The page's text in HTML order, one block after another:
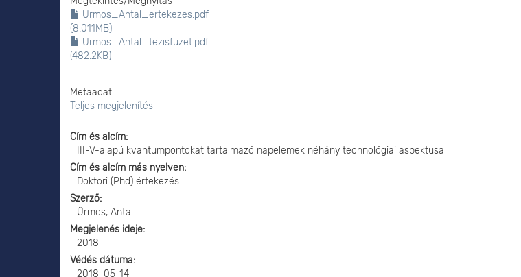
Urmos_Antal_ertekezes.pdf
(8.011MB)
Urmos_Antal_tezisfuzet.pdf
(482.2KB)
Metaadat
Teljes megjelenítés
Cím és alcím
III-V-alapú kvantumpontokat tartalmazó napelemek néhány technológiai aspektusa
Cím és alcím más nyelven
Doktori (Phd) értekezés
Szerző
Ürmös, Antal
Megjelenés ideje
2018
Védés dátuma
2018-05-14